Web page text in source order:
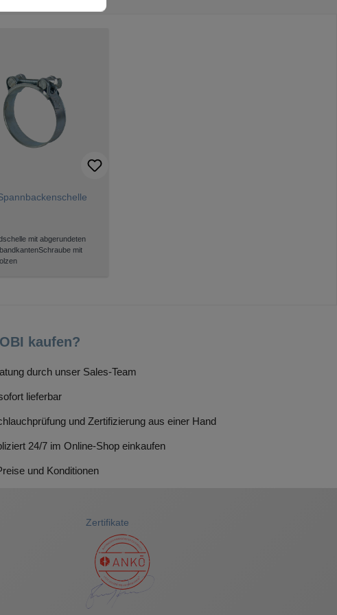
mit abgerundeten
mit
kaufen?
durch unser Sales-Team
lieferbar
und Zertifizierung aus einer Hand
24/7 im Online-Shop einkaufen
und Konditionen
Zertifikate